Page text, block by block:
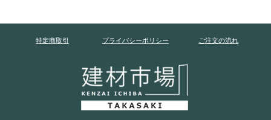
特定商取引 プライバシーポリシー ご注文の流れ